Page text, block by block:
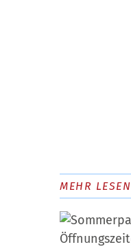
MEHR LESEN